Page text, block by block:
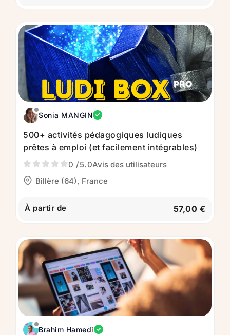
Sonia MANGIN
500+ activités pédagogiques ludiques
prêtes à emploi (et facilement intégrables)
0 /5.0Avis des utilisateurs
Billère (64), France
À partir de 57,00 €
Brahim Hamedi